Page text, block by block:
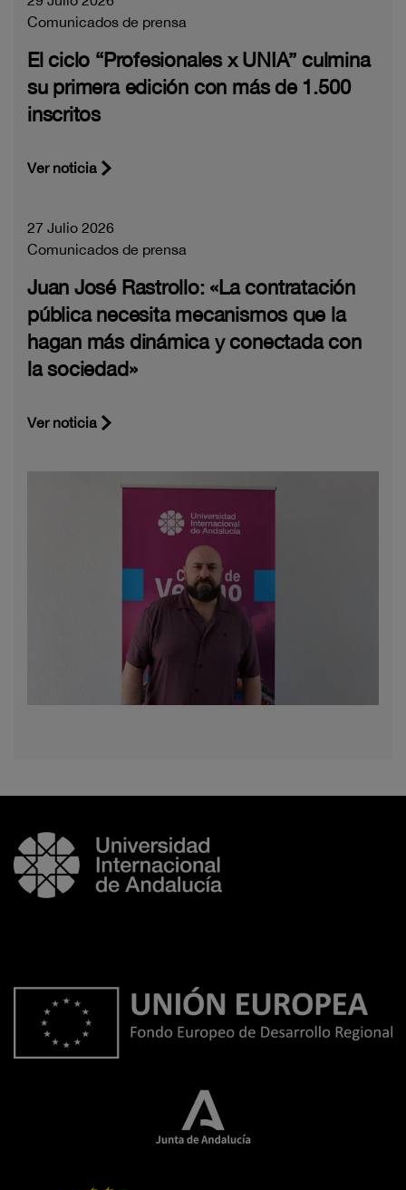
Comunicados de prensa
El ciclo “Profesionales x UNIA” culmina
su primera edición con más de 1.500
inscritos
Ver noticia
27 Julio 2026
Comunicados de prensa
Juan José Rastrollo: «La contratación
pública necesita mecanismos que la
hagan más dinámica y conectada con
la sociedad»
Ver noticia